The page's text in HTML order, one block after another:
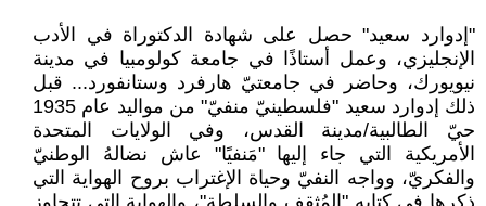
"إدوارد سعيد" حصل على شهادة الدكتوراة في الأدب
الإنجليزي، وعمل أستاذًا في جامعة كولومبيا في مدينة
نيويورك، وحاضر في جامعتيّ هارفرد وستانفورد... قبل
ذلك إدوارد سعيد "فلسطينيّ منفيّ" من مواليد عام 1935
حيّ الطالبية/مدينة القدس، وفي الولايات المتحدة
الأمريكية التي جاء إليها "مَنفيًا" عاش نضالهُ الوطنيّ
والفكريّ، وواجه النفيّ وحياة الإغتراب بروح الهواية التي